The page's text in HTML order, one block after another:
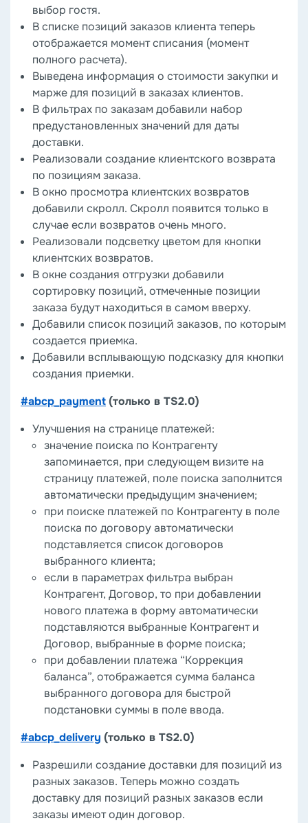
выбор гостя.
В списке позиций заказов клиента теперь
отображается момент списания (момент
полного расчета).
Выведена информация о стоимости закупки и
марже для позиций в заказах клиентов.
В фильтрах по заказам добавили набор
предустановленных значений для даты
доставки.
Реализовали создание клиентского возврата
по позициям заказа.
В окно просмотра клиентских возвратов
добавили скролл. Скролл появится только в
случае если возвратов очень много.
Реализовали подсветку цветом для кнопки
клиентских возвратов.
В окне создания отгрузки добавили
сортировку позиций, отмеченные позиции
заказа будут находиться в самом вверху.
Добавили список позиций заказов, по которым
создается приемка.
Добавили всплывающую подсказку для кнопки
создания приемки.
#abcp_payment(только в TS2.0)
Улучшения на странице платежей:
значение поиска по Контрагенту
запоминается, при следующем визите на
страницу платежей, поле поиска заполнится
автоматически предыдущим значением;
при поиске платежей по Контрагенту в поле
поиска по договору автоматически
подставляется список договоров
выбранного клиента;
если в параметрах фильтра выбран
Контрагент, Договор, то при добавлении
нового платежа в форму автоматически
подставляются выбранные Контрагент и
Договор, выбранные в форме поиска;
при добавлении платежа “Коррекция
баланса”, отображается сумма баланса
выбранного договора для быстрой
подстановки суммы в поле ввода.
#abcp_delivery (только в TS2.0)
Разрешили создание доставки для позиций из
разных заказов. Теперь можно создать
доставку для позиций разных заказов если
заказы имеют один договор.